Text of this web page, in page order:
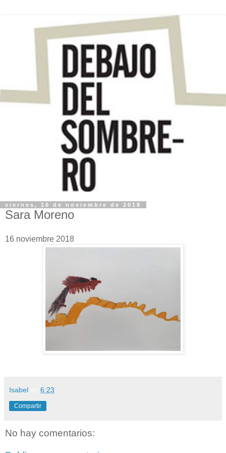
viernes, 16 de noviembre de 2018
Sara Moreno
16 noviembre 2018
Isabel 6:23
Compartir
No hay comentarios: